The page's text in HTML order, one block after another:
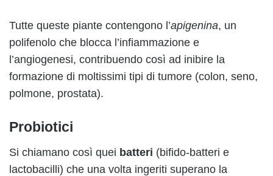
Tutte queste piante contengono l’apigenina, un
polifenolo che blocca l’infiammazione e
l’angiogenesi, contribuendo così ad inibire la
formazione di moltissimi tipi di tumore (colon, seno,
polmone, prostata).
Probiotici
Si chiamano così quei batteri (bifido-batteri e
lactobacilli) che una volta ingeriti superano la